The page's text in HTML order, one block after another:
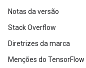
Notas da versão
Stack Overflow
Diretrizes da marca
Menções do TensorFlow